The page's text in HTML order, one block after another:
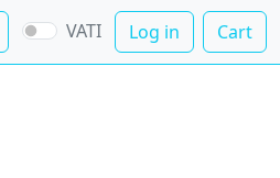
VATI Log in Cart